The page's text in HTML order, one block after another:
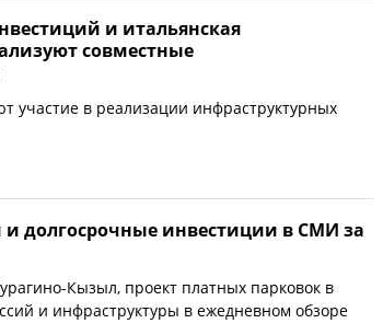
и итальянская
совместные
участие в реализации инфраструктурных
и долгосрочные инвестиции в СМИ за
Кызыл, проект платных парковок в
и инфраструктуры в ежедневном обзоре